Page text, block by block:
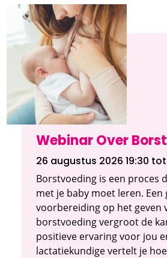
Webinar Over
26 augustus 2026 19:30 tot
Borstvoeding is een proces
met je baby moet leren. Een
voorbereiding op het geven
borstvoeding vergroot de
positieve ervaring voor jou
lactatiekundige vertelt je